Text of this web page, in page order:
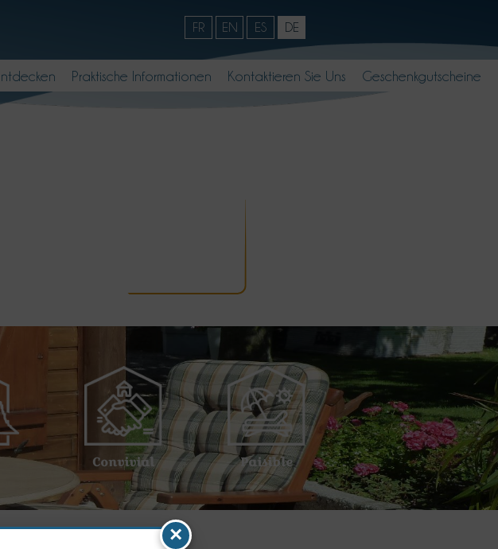
FR EN ES DE
Praktische Informationen Kontaktieren Sie Uns Geschenkgutscheine
Convivial Paisible
×